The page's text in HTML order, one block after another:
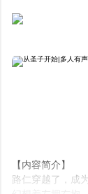
【内容简介】
路仁穿越了，成